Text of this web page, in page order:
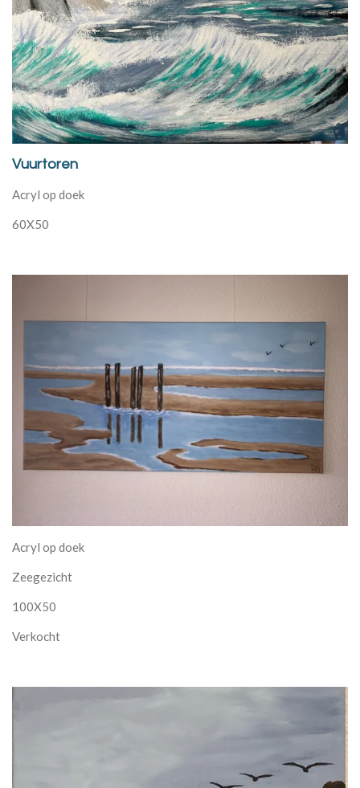
Vuurtoren
Acryl op doek
60X50
Acryl op doek
Zeegezicht
100X50
Verkocht